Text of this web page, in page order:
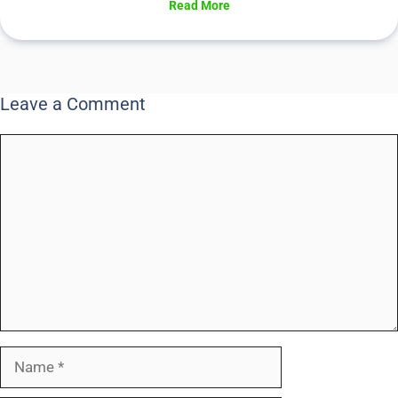
Read More
Leave a Comment